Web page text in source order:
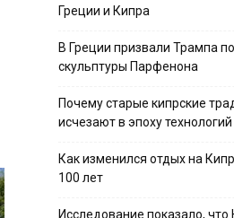
Греции и Кипра
В Греции призвали Трампа
скульптуры Парфенона
Почему старые кипрские
исчезают в эпоху технологий
Как изменился отдых на
100 лет
Исследование показало, что